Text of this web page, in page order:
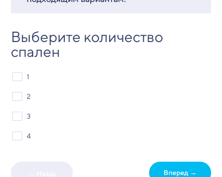
Выберите количество
спален
1
2
3
4
Вперед →